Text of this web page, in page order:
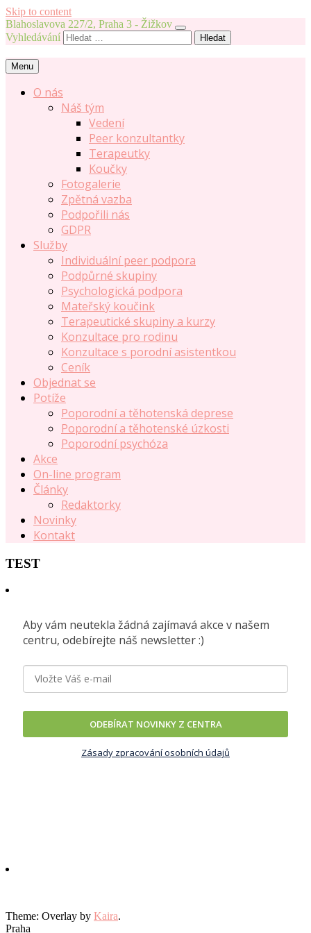
Skip to content
Blahoslavova 227/2, Praha 3 - Žižkov
Vyhledávání
Menu
O nás
Náš tým
Vedení
Peer konzultantky
Terapeutky
Koučky
Fotogalerie
Zpětná vazba
Podpořili nás
GDPR
Služby
Individuální peer podpora
Podpůrné skupiny
Psychologická podpora
Mateřský koučink
Terapeutické skupiny a kurzy
Konzultace pro rodinu
Konzultace s porodní asistentkou
Ceník
Objednat se
Potíže
Poporodní a těhotenská deprese
Poporodní a těhotenské úzkosti
Poporodní psychóza
Akce
On-line program
Články
Redaktorky
Novinky
Kontakt
TEST
Aby vám neutekla žádná zajímavá akce v našem
centru, odebírejte náš newsletter :)
ODEBÍRAT NOVINKY Z CENTRA
Zásady zpracování osobních údajů
Theme: Overlay by Kaira.
Praha